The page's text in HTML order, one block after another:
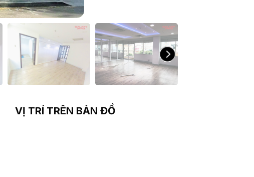
VỊ TRÍ TRÊN BẢN ĐỒ